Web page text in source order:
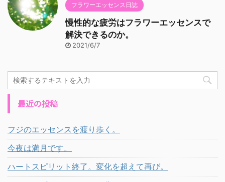
フラワーエッセンス日誌
慢性的な疲労はフラワーエッセンスで
解決できるのか。
2021/6/7
最近の投稿
フジのエッセンスを渡り歩く。
今夜は満月です。
ハートスピリット終了。変化を超えて再び。